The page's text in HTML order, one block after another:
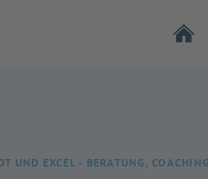
UND EXCEL - BERATUNG,